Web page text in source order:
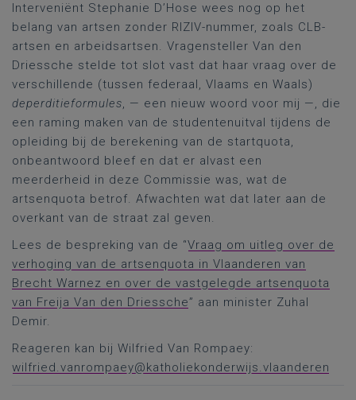
Interveniënt Stephanie D’Hose wees nog op het
belang van artsen zonder RIZIV-nummer, zoals CLB-
artsen en arbeidsartsen. Vragensteller Van den
Driessche stelde tot slot vast dat haar vraag over de
verschillende (tussen federaal, Vlaams en Waals)
deperditieformules, — een nieuw woord voor mij —, die
een raming maken van de studentenuitval tijdens de
opleiding bij de berekening van de startquota,
onbeantwoord bleef en dat er alvast een
meerderheid in deze Commissie was, wat de
artsenquota betrof. Afwachten wat dat later aan de
overkant van de straat zal geven.
Lees de bespreking van de “Vraag om uitleg over de
verhoging van de artsenquota in Vlaanderen van
Brecht Warnez en over de vastgelegde artsenquota
van Freija Van den Driessche” aan minister Zuhal
Demir.
Reageren kan bij Wilfried Van Rompaey:
wilfried.vanrompaey@katholiekonderwijs.vlaanderen